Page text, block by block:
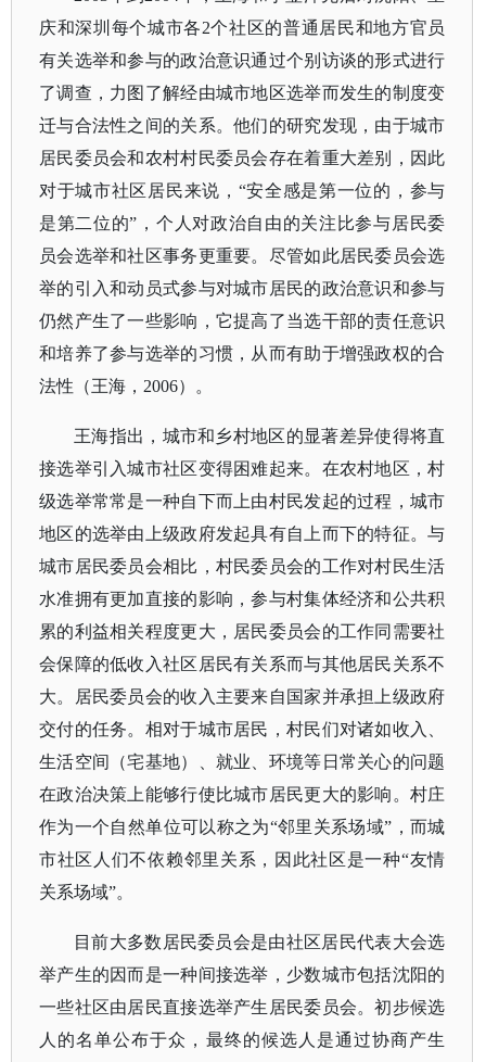
庆和深圳每个城市各2个社区的普通居民和地方官员
有关选举和参与的政治意识通过个别访谈的形式进行
了调查，力图了解经由城市地区选举而发生的制度变
迁与合法性之间的关系。他们的研究发现，由于城市
居民委员会和农村村民委员会存在着重大差别，因此
对于城市社区居民来说，“安全感是第一位的，参与
是第二位的”，个人对政治自由的关注比参与居民委
员会选举和社区事务更重要。尽管如此居民委员会选
举的引入和动员式参与对城市居民的政治意识和参与
仍然产生了一些影响，它提高了当选干部的责任意识
和培养了参与选举的习惯，从而有助于增强政权的合
法性（王海，2006）。
王海指出，城市和乡村地区的显著差异使得将直
接选举引入城市社区变得困难起来。在农村地区，村
级选举常常是一种自下而上由村民发起的过程，城市
地区的选举由上级政府发起具有自上而下的特征。与
城市居民委员会相比，村民委员会的工作对村民生活
水准拥有更加直接的影响，参与村集体经济和公共积
累的利益相关程度更大，居民委员会的工作同需要社
会保障的低收入社区居民有关系而与其他居民关系不
大。居民委员会的收入主要来自国家并承担上级政府
交付的任务。相对于城市居民，村民们对诸如收入、
生活空间（宅基地）、就业、环境等日常关心的问题
在政治决策上能够行使比城市居民更大的影响。村庄
作为一个自然单位可以称之为“邻里关系场域”，而城
市社区人们不依赖邻里关系，因此社区是一种“友情
关系场域”。
目前大多数居民委员会是由社区居民代表大会选
举产生的因而是一种间接选举，少数城市包括沈阳的
一些社区由居民直接选举产生居民委员会。初步候选
人的名单公布于众，最终的候选人是通过协商产生